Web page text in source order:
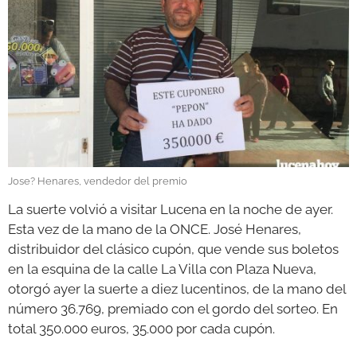
Jose? Henares, vendedor del premio
La suerte volvió a visitar Lucena en la noche de ayer.
Esta vez de la mano de la ONCE. José Henares,
distribuidor del clásico cupón, que vende sus boletos
en la esquina de la calle La Villa con Plaza Nueva,
otorgó ayer la suerte a diez lucentinos, de la mano del
número 36.769, premiado con el gordo del sorteo. En
total 350.000 euros, 35.000 por cada cupón.